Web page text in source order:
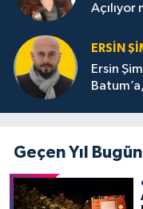
Açılıyor
ERSIN
Ersin
Geçen Yıl Bugün